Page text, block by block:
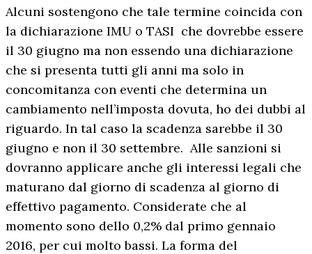
Alcuni sostengono che tale termine coincida con
la dichiarazione IMU o TASI che dovrebbe essere
il 30 giugno ma non essendo una dichiarazione
che si presenta tutti gli anni ma solo in
concomitanza con eventi che determina un
cambiamento nell’imposta dovuta, ho dei dubbi al
riguardo. In tal caso la scadenza sarebbe il 30
giugno e non il 30 settembre. Alle sanzioni si
dovranno applicare anche gli interessi legali che
maturano dal giorno di scadenza al giorno di
effettivo pagamento. Considerate che al
momento sono dello 0,2% dal primo gennaio
2016, per cui molto bassi. La forma del